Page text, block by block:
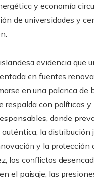
y economía
de universidades y
evidencia que
en fuentes
en una palanca de
respalda con políticas y
donde
la distribución
y la protección
los conflictos
el paisaje, las